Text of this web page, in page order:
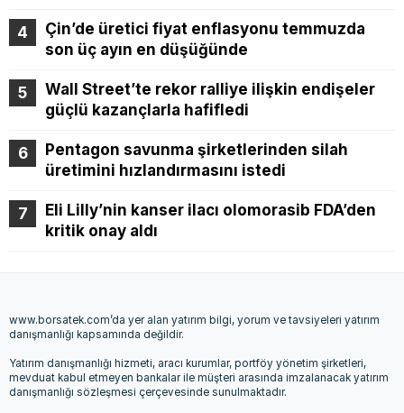
Çin’de üretici fiyat enflasyonu temmuzda
son üç ayın en düşüğünde
Wall Street’te rekor ralliye ilişkin endişeler
güçlü kazançlarla hafifledi
Pentagon savunma şirketlerinden silah
üretimini hızlandırmasını istedi
Eli Lilly’nin kanser ilacı olomorasib FDA’den
kritik onay aldı
www.borsatek.com’da yer alan yatırım bilgi, yorum ve tavsiyeleri yatırım
danışmanlığı kapsamında değildir.
Yatırım danışmanlığı hizmeti, aracı kurumlar, portföy yönetim şirketleri,
mevduat kabul etmeyen bankalar ile müşteri arasında imzalanacak yatırım
danışmanlığı sözleşmesi çerçevesinde sunulmaktadır.